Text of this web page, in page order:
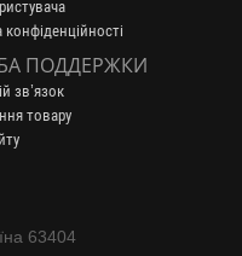
конфіденційності
ПОДДЕРЖКИ
зв’язок
товару
63404